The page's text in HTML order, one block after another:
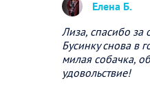
Елена Б.
Лиза, спасибо
Бусинку снова в
милая собачка,
удовольствие!